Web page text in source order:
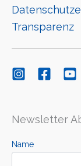
Transparenz
Newsletter
Name